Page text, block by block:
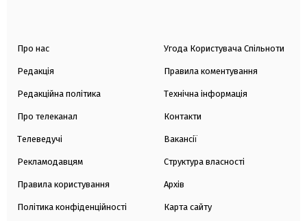
Про нас
Редакція
Редакційна політика
Про телеканал
Телеведучі
Рекламодавцям
Правила користування
Політика конфіденційності
Угода Користувача Спільноти
Правила коментування
Технічна інформація
Контакти
Вакансії
Структура власності
Архів
Карта сайту